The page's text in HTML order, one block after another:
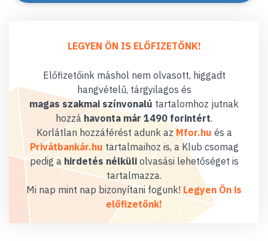
LEGYEN ÖN IS ELŐFIZETŐNK!
Előfizetőink máshol nem olvasott, higgadt
hangvételű, tárgyilagos és
magas szakmai színvonalú tartalomhoz jutnak
hozzáhavonta már 1490 forintért.
Korlátlan hozzáférést adunk az Mfor.hu és a
Privátbankár.hu tartalmaihoz is, a Klub csomag
pedig a hirdetés nélküliolvasási lehetőséget is
tartalmazza.
Mi nap mint nap bizonyítani fogunk! Legyen Ön is
előfizetőnk!